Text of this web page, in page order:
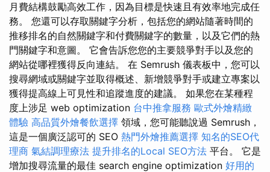
月費結構鼓勵高效工作，因為目標是快速且有效率地完成任
務。 您還可以存取關鍵字分析，包括您的網站隨著時間的
推移排名的自然關鍵字和付費關鍵字的數量，以及它們的熱
門關鍵字和意圖。 它會告訴您您的主要競爭對手以及您的
網站從哪裡獲得反向連結。 在 Semrush 儀表板中，您可以
搜尋網域或關鍵字並取得概述、新增競爭對手或建立專案以
獲得提高線上可見性和追蹤進度的建議。 如果您在某種程
度上涉足 web optimization 台中推拿服務 歐式外燴精緻
體驗 高品質外燴餐飲選擇 領域，您可能聽說過 Semrush，
這是一個廣泛認可的 SEO 熱門外燴推薦選擇 知名的SEO代
理商 氣結調理療法 提升排名的Local SEO方法 平台。 它是
增加搜尋流量的最佳 search engine optimization 好用的